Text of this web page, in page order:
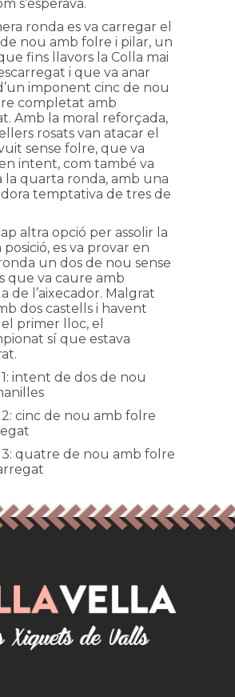
s’esperava.
ronda es va carregar el
nou amb folre i pilar, un
fins llavors la Colla mai
i que va anar
imponent cinc de nou
completat amb
Amb la moral reforçada,
rosats van atacar el
sense folre, que va
intent, com també va
la quarta ronda, amb una
temptativa de tres de
altra opció per assolir la
es va provar en
un dos de nou sense
que va caure amb
de l’aixecador. Malgrat
dos castells i havent
primer lloc, el
sí que estava
intent de dos de nou
cinc de nou amb folre
quatre de nou amb folre